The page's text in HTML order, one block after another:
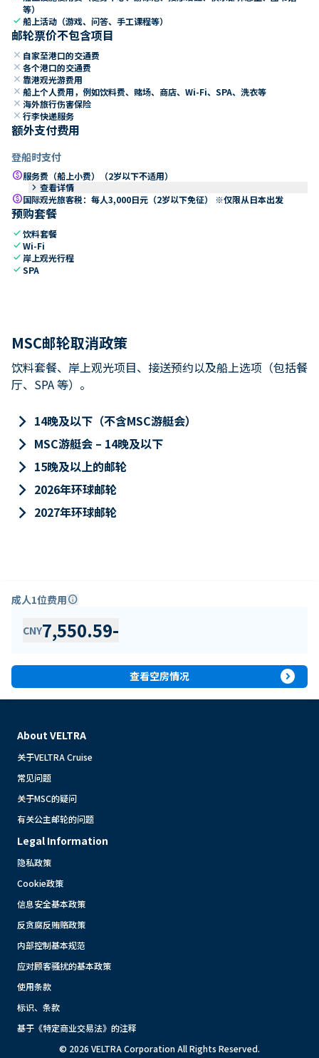
等）
check船上活动（游戏、问答、手工课程等）
邮轮票价不包含项目
close 自家至港口的交通费
close 各个港口的交通费
close 靠港观光游费用
close 船上个人费用，例如饮料费、赌场、商店、Wi-Fi、SPA、洗衣等
close 海外旅行伤害保险
close 行李快递服务
额外支付费用
登船时支付
paid服务费（船上小费）（2岁以下不适用）
keyboard_arrow_right 查看详情
paid国际观光旅客税：每人3,000日元（2岁以下免征） ※仅限从日本出发
预购套餐
check饮料套餐
checkWi-Fi
check 岸上观光行程
checkSPA
MSC邮轮取消政策
饮料套餐、岸上观光项目、接送预约以及船上选项（包括餐
厅、SPA 等）。
keyboard_arrow_right 14晚及以下（不含MSC游艇会）
keyboard_arrow_right MSC游艇会 – 14晚及以下
keyboard_arrow_right 15晚及以上的邮轮
keyboard_arrow_right 2026年环球邮轮
keyboard_arrow_right 2027年环球邮轮
成人1位费用info
CNY7,550.59-
查看空房情况 expand_circle_right
About VELTRA
关于VELTRA Cruise
常见问题
关于MSC的疑问
有关公主邮轮的问题
Legal Information
隐私政策
Cookie政策
信息安全基本政策
反贪腐反贿赂政策
内部控制基本规范
应对顾客骚扰的基本政策
使用条款
标识、条款
基于《特定商业交易法》的注释
© 2026 VELTRA Corporation All Rights Reserved.